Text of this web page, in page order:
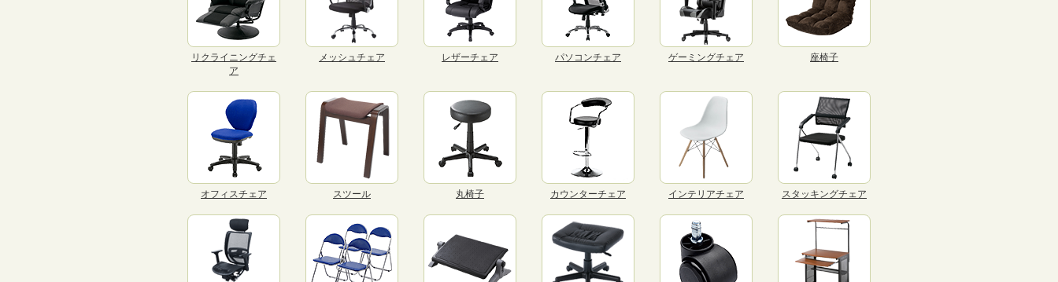
リクライニングチェ
ア
メッシュチェア レザーチェア パソコンチェア ゲーミングチェア 座椅子
オフィスチェア スツール 丸椅子 カウンターチェア インテリアチェア スタッキングチェア